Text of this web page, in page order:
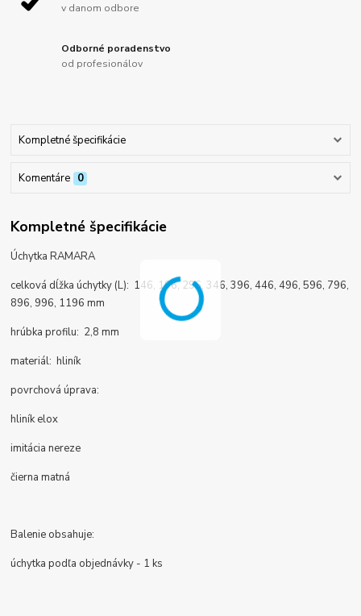
v danom odbore
Odborné poradenstvo
od profesionálov
Kompletné špecifikácie
Komentáre 0
Kompletné špecifikácie
Úchytka RAMARA
celková dĺžka úchytky (L): 146, 196, 296, 346, 396, 446, 496, 596, 796,
896, 996, 1196 mm
hrúbka profilu: 2,8 mm
materiál: hliník
povrchová úprava:
hliník elox
imitácia nereze
čierna matná
Balenie obsahuje:
úchytka podľa objednávky - 1 ks